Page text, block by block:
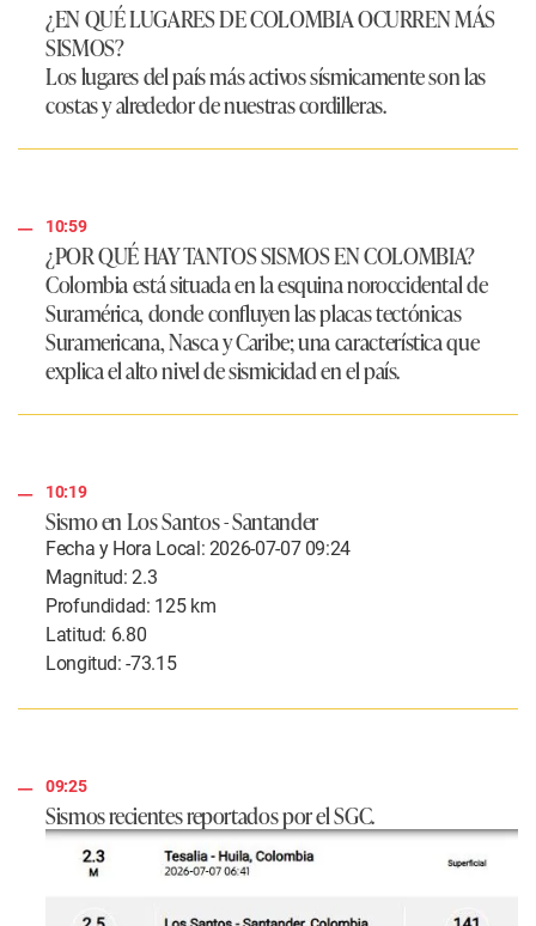
¿EN QUÉ LUGARES DE COLOMBIA OCURREN MÁS
SISMOS?
Los lugares del país más activos sísmicamente son las
costas y alrededor de nuestras cordilleras.
10:59
¿POR QUÉ HAY TANTOS SISMOS EN COLOMBIA?
Colombia está situada en la esquina noroccidental de
Suramérica, donde confluyen las placas tectónicas
Suramericana, Nasca y Caribe; una característica que
explica el alto nivel de sismicidad en el país.
10:19
Sismo en Los Santos - Santander
Fecha y Hora Local: 2026-07-07 09:24
Magnitud: 2.3
Profundidad: 125 km
Latitud: 6.80
Longitud: -73.15
09:25
Sismos recientes reportados por el SGC.